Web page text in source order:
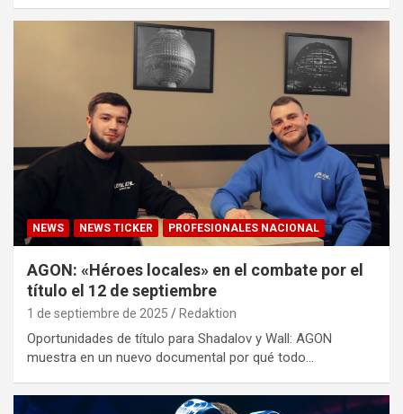
NEWS NEWS TICKER PROFESIONALES NACIONAL
AGON: «Héroes locales» en el combate por el
título el 12 de septiembre
1 de septiembre de 2025 Redaktion
Oportunidades de título para Shadalov y Wall: AGON
muestra en un nuevo documental por qué todo…